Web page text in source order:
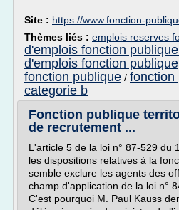
Site : https://www.fonction-
Thèmes liés : emplois reserves
d'emplois fonction
d'emplois fonction publique
fonction publique / fonction
categorie b
Fonction publique
de recrutement ...
L'article 5 de la loi n° 87-529 du
les dispositions relatives à la
semble exclure les agents des
champ d'application de la loi n°
C'est pourquoi M. Paul Kauss